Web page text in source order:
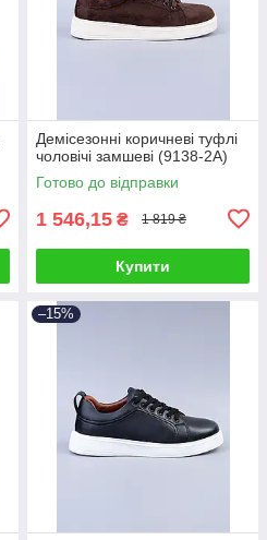
Демісезонні коричневі туфлі
чоловічі замшеві (9138-2A)
Готово до відправки
1 546,15 ₴ 1 819 ₴
Купити
–15%